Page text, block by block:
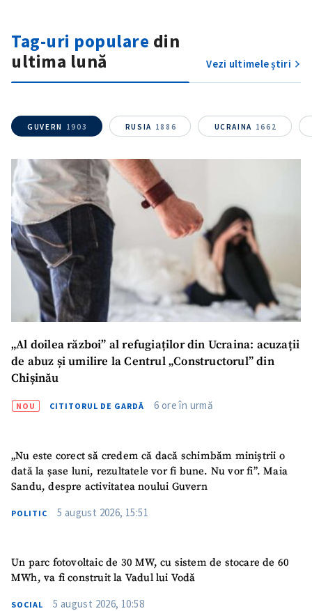
Tag-uri populare din
ultima lună
Vezi ultimele știri
GUVERN 1903 RUSIA 1886 UCRAINA 1662
„Al doilea război” al refugiaților din Ucraina: acuzații
de abuz și umilire la Centrul „Constructorul” din
Chișinău
NOU CITITORUL DE GARDĂ 6 ore în urmă
„Nu este corect să credem că dacă schimbăm miniștrii o
dată la șase luni, rezultatele vor fi bune. Nu vor fi”. Maia
Sandu, despre activitatea noului Guvern
POLITIC 5 august 2026, 15:51
Un parc fotovoltaic de 30 MW, cu sistem de stocare de 60
MWh, va fi construit la Vadul lui Vodă
SOCIAL 5 august 2026, 10:58
ȘTIREA MEA
Titlu știre+ Adaugă titlu
Fotografie
+ Încarcă imagine
Mesajul știrei
+ Mesajul știrei
Nume+ Numele meu
Email+ Emailul meu